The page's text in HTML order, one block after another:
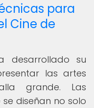
para
Cine de
desarrollado su
las artes
grande. Las
diseñan no solo